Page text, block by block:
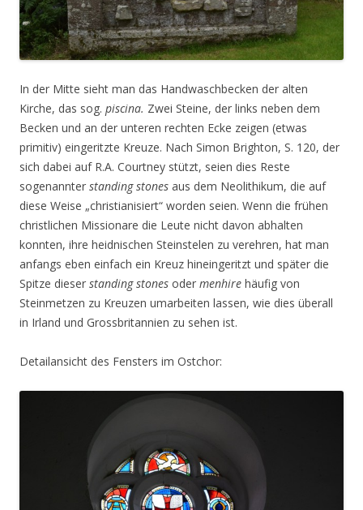
In der Mitte sieht man das Handwaschbecken der alten
Kirche, das sog. piscina. Zwei Steine, der links neben dem
Becken und an der unteren rechten Ecke zeigen (etwas
primitiv) eingeritzte Kreuze. Nach Simon Brighton, S. 120, der
sich dabei auf R.A. Courtney stützt, seien dies Reste
sogenannter standing stones aus dem Neolithikum, die auf
diese Weise „christianisiert“ worden seien. Wenn die frühen
christlichen Missionare die Leute nicht davon abhalten
konnten, ihre heidnischen Steinstelen zu verehren, hat man
anfangs eben einfach ein Kreuz hineingeritzt und später die
Spitze dieser standing stones oder menhire häufig von
Steinmetzen zu Kreuzen umarbeiten lassen, wie dies überall
in Irland und Grossbritannien zu sehen ist.
Detailansicht des Fensters im Ostchor: